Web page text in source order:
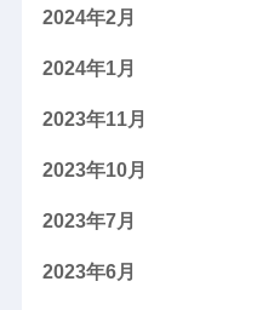
2024年2月
2024年1月
2023年11月
2023年10月
2023年7月
2023年6月